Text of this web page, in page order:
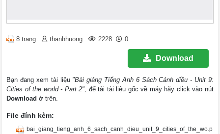
8 trang thanhhuong 2228 0
Download
Bạn đang xem tài liệu "Bài giảng Tiếng Anh 6 Sách Cánh diều - Unit 9:
Cities of the world - Part 2", để tải tài liệu gốc về máy hãy click vào nút
Download ở trên.
File đính kèm:
bai_giang_tieng_anh_6_sach_canh_dieu_unit_9_cities_of_the_wo.p